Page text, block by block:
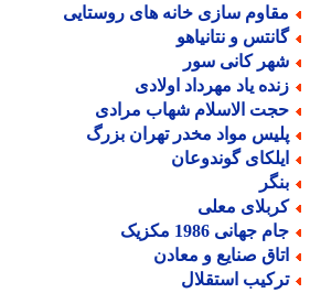
سازی خانه های روستایی
و نتانیاهو
کانی سور
یاد مهرداد اولادی
الاسلام شهاب مرادی
مواد مخدر تهران بزرگ
گوندوعان
معلی
جهانی 1986 مکزیک
صنایع و معادن
استقلال